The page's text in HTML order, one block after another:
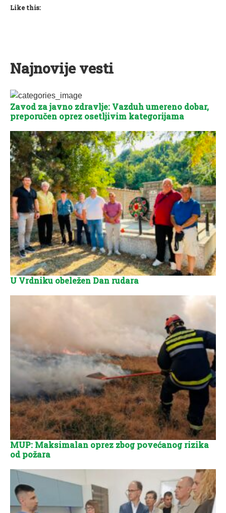
Like this:
Najnovije vesti
Zavod za javno zdravlje: Vazduh umereno dobar,
preporučen oprez osetljivim kategorijama
U Vrdniku obeležen Dan rudara
MUP: Maksimalan oprez zbog povećanog rizika
od požara